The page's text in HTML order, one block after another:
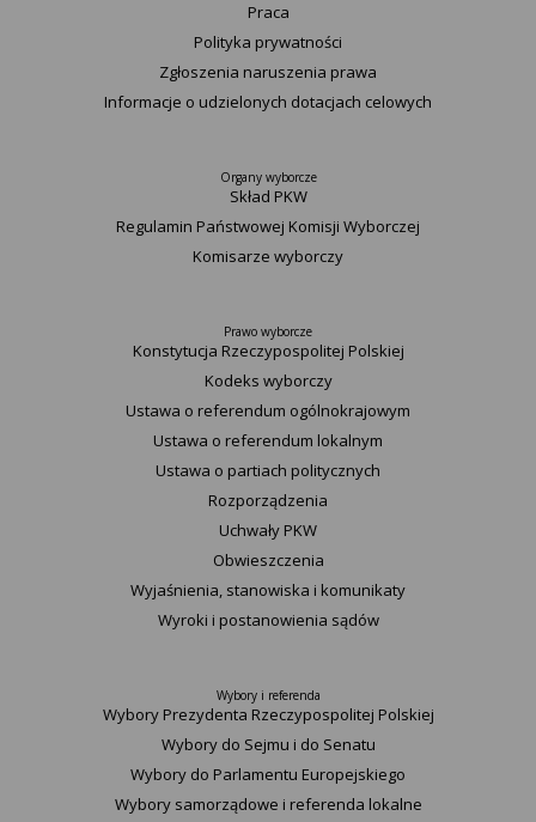
Praca
Polityka prywatności
Zgłoszenia naruszenia prawa
Informacje o udzielonych dotacjach celowych
Organy wyborcze
Skład PKW
Regulamin Państwowej Komisji Wyborczej
Komisarze wyborczy
Prawo wyborcze
Konstytucja Rzeczypospolitej Polskiej​
Kodeks wyborczy
Ustawa o referendum ogólnokrajowym
Ustawa o referendum lokalnym
Ustawa o partiach politycznych
Rozporządzenia
Uchwały PKW
Obwieszczenia
Wyjaśnienia, stanowiska i komunikaty
Wyroki i postanowienia sądów
Wybory i referenda
Wybory Prezydenta Rzeczypospolitej Polskiej
Wybory do Sejmu i do Senatu
Wybory do Parlamentu Europejskiego
Wybory samorządowe i referenda lokalne